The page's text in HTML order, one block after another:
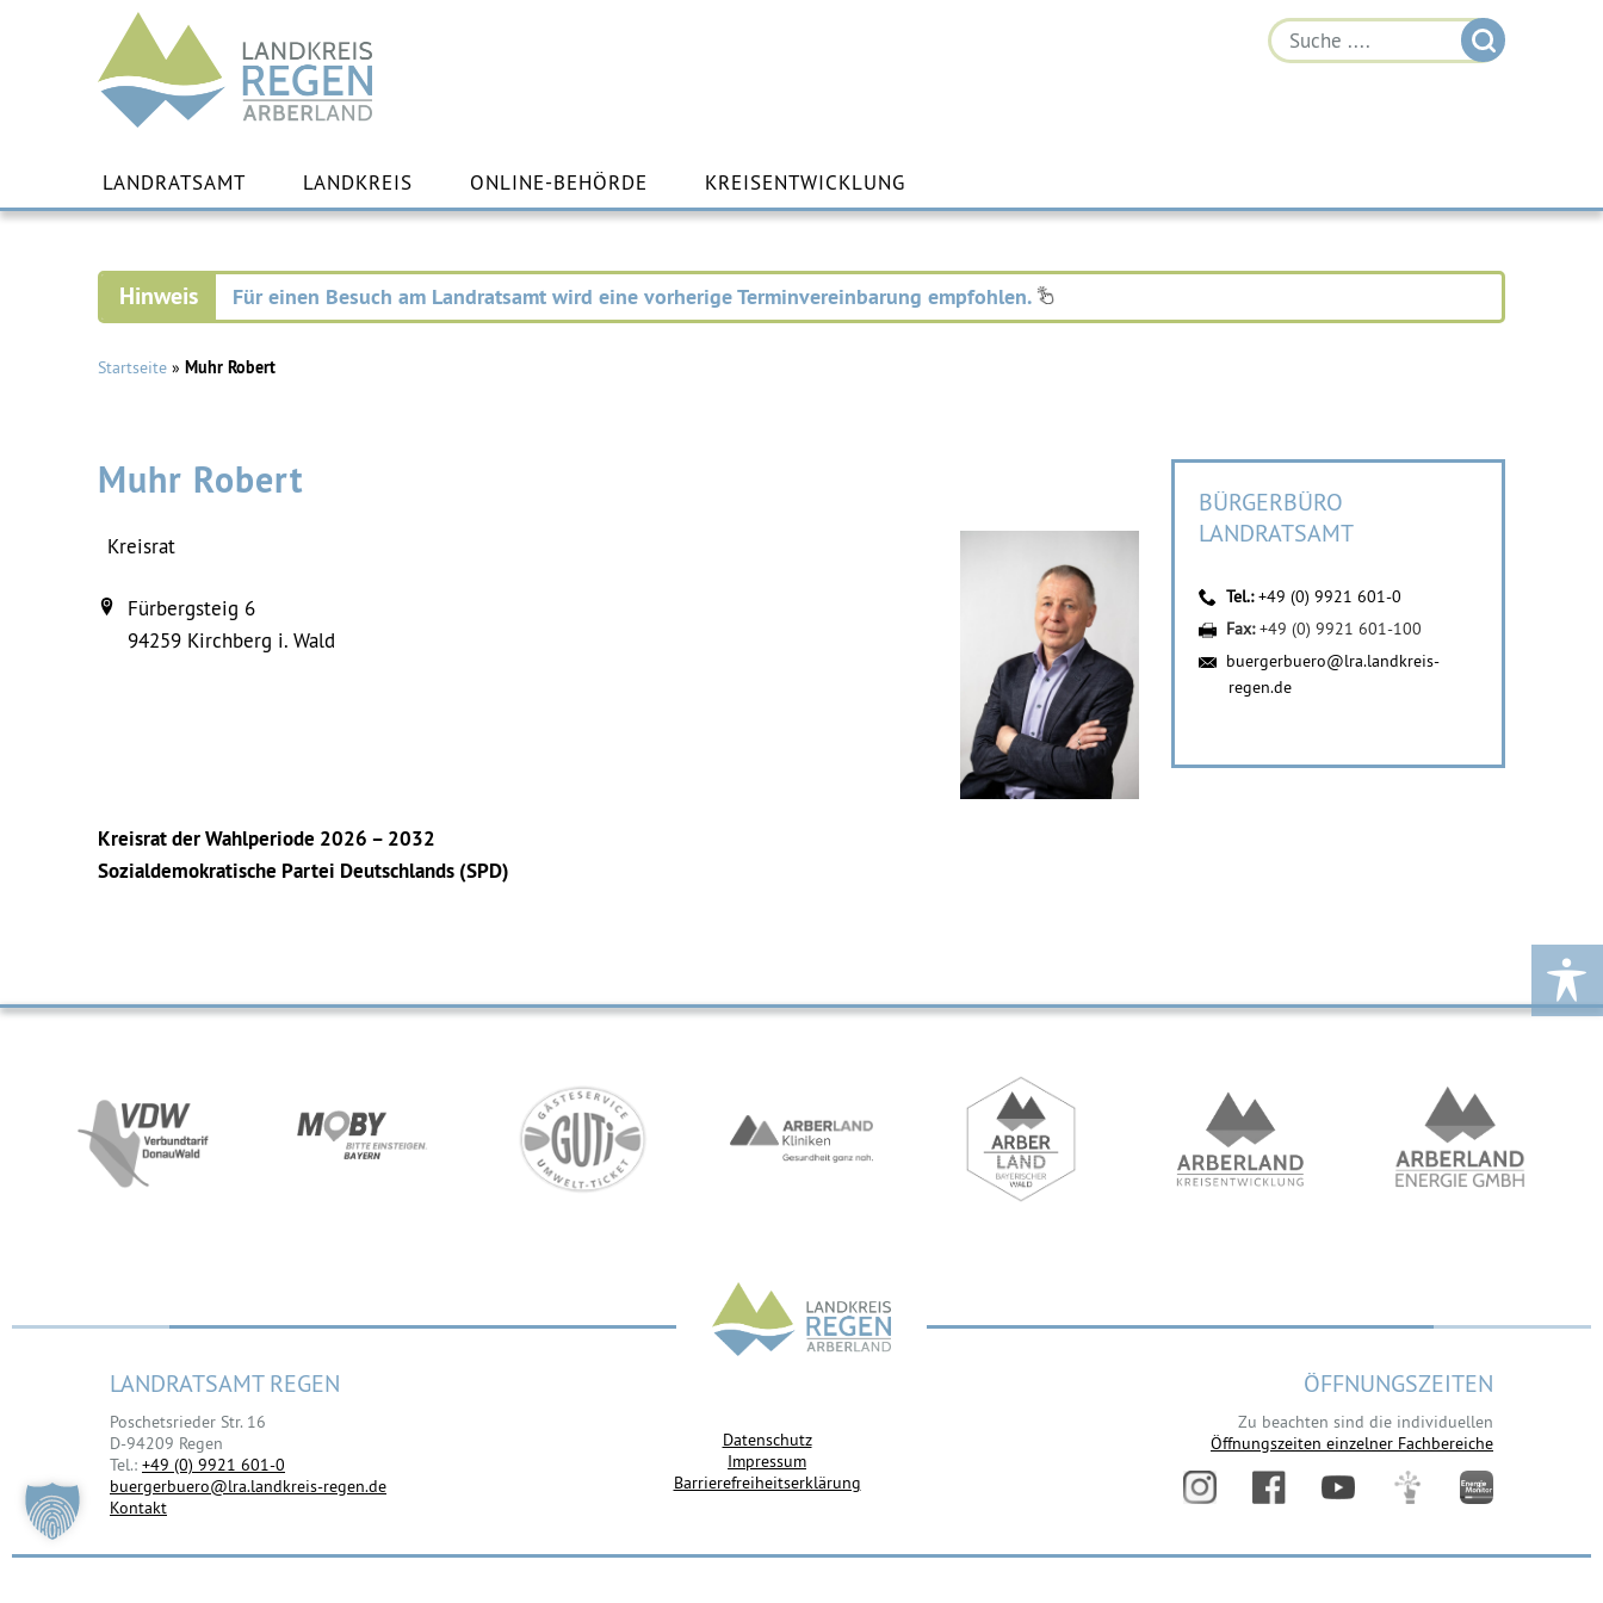
Landkreis
Regen
Inhalt
springen
LANDRATSAMT LANDKREIS ONLINE-BEHÖRDE KREISENTWICKLUNG
Für einen Besuch am Landratsamt wird eine vorherige Terminvereinbarung empfohlen.
Startseite » Muhr Robert
Muhr Robert
Kreisrat
Fürbergsteig 6
94259 Kirchberg i. Wald
Kreisrat der Wahlperiode 2026 – 2032
Sozialdemokratische Partei Deutschlands (SPD)
BÜRGERBÜRO
LANDRATSAMT
Tel.:+49 (0) 9921 601-0
Fax:+49 (0) 9921 601-100
buergerbuero@lra.landkreis-
regen.de
LANDRATSAMT REGEN
Poschetsrieder Str. 16
D-94209 Regen
Tel.: +49 (0) 9921 601-0
buergerbuero@lra.landkreis-regen.de
Kontakt
Datenschutz
Impressum
Barrierefreiheitserklärung
ÖFFNUNGSZEITEN
Zu beachten sind die individuellen
Öffnungszeiten einzelner Fachbereiche